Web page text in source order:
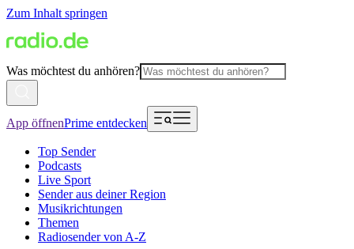
Zum Inhalt springen
Was möchtest du anhören?
App öffnenPrime entdecken
Top Sender
Podcasts
Live Sport
Sender aus deiner Region
Musikrichtungen
Themen
Radiosender von A-Z